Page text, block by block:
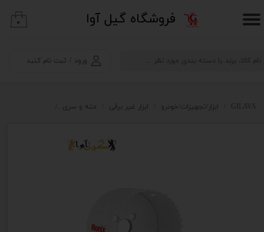
​فروشگاه گیل آوا
ورود ثبت نام کنید
حساب کاربری من
خروج از حساب کاربری
۰
GILAVA ابزار/تجهیزات/خودرو ابزار غیر برقی مته و سری